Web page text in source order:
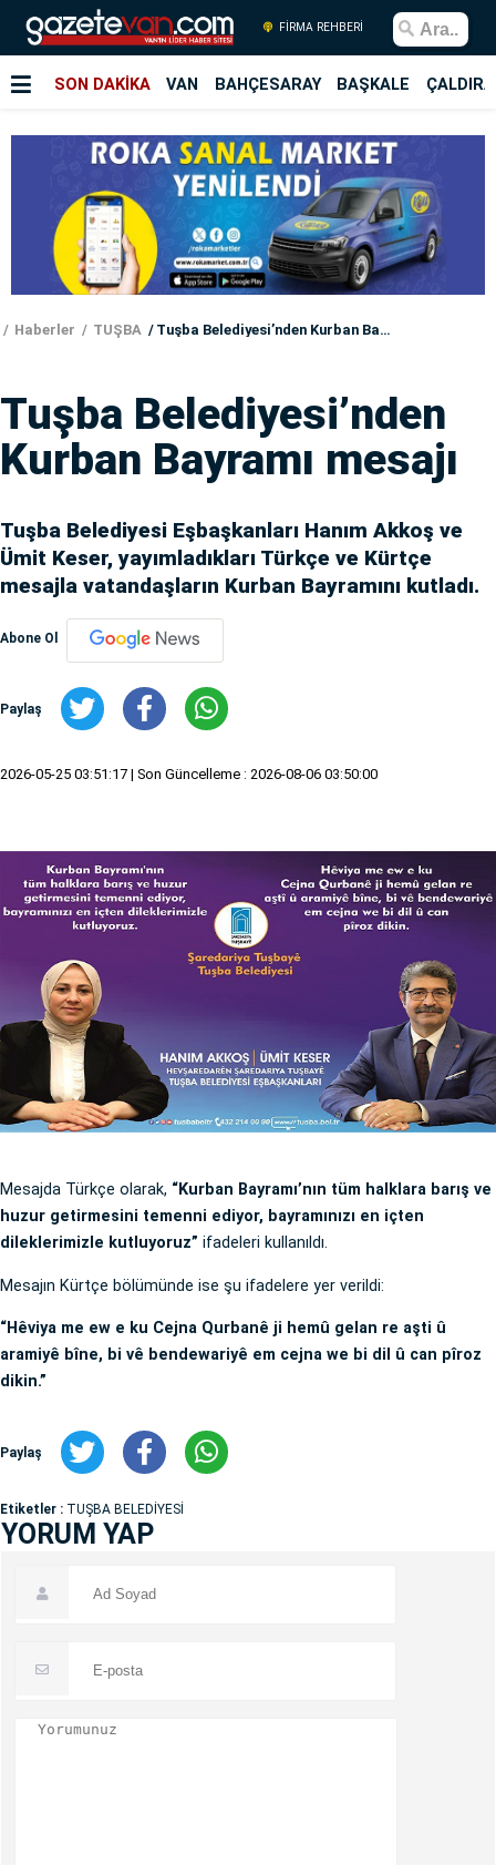
FİRMA REHBERİ
SON DAKİKA VAN BAHÇESARAY BAŞKALE
Haberler TUŞBA Tuşba Belediyesi’nden Kurban Bayramı mesajı
Tuşba Belediyesi’nden
Kurban Bayramı mesajı
Tuşba Belediyesi Eşbaşkanları Hanım Akkoş ve
Ümit Keser, yayımladıkları Türkçe ve Kürtçe
mesajla vatandaşların Kurban Bayramını kutladı.
Abone Ol
Paylaş
2026-05-25 03:51:17 | Son Güncelleme : 2026-08-06 03:50:00
Mesajda Türkçe olarak, “Kurban Bayramı’nın tüm halklara barış ve
huzur getirmesini temenni ediyor, bayramınızı en içten
dileklerimizle kutluyoruz” ifadeleri kullanıldı.
Mesajın Kürtçe bölümünde ise şu ifadelere yer verildi:
“Hêviya me ew e ku Cejna Qurbanê ji hemû gelan re aşti û
aramiyê bîne, bi vê bendewariyê em cejna we bi dil û can pîroz
dikin.”
Paylaş
Etiketler : TUŞBA BELEDİYESİ
YORUM YAP